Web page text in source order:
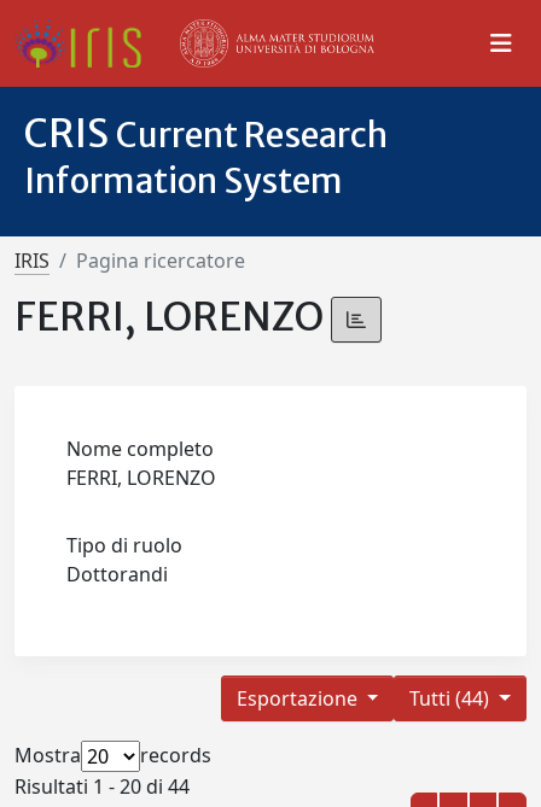
CRIS Current Research
Information System
IRIS Pagina ricercatore
FERRI, LORENZO
Nome completo
FERRI, LORENZO
Tipo di ruolo
Dottorandi
Tutti (44)
Esportazione
Mostra
records
Risultati 1 - 20 di 44